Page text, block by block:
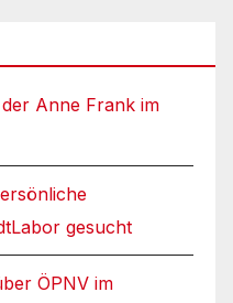
Anne Frank im
gesucht
ÖPNV im